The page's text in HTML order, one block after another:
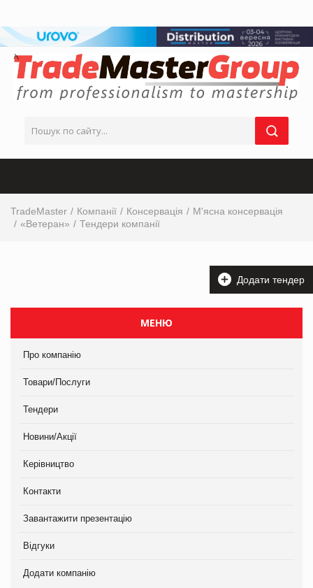
TradeMaster Компанії Консервація
М'ясна консервація
«Ветеран»
Тендери компанії
Додати тендер
МЕНЮ
Про компанію
Товари/Послуги
Тендери
Новини/Акції
Керівництво
Контакти
Завантажити презентацію
Відгуки
Додати компанію